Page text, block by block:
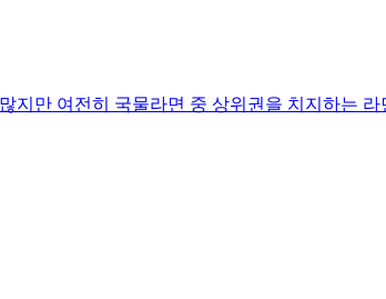
만 여전히 국물라면 중 상위권을 치지하는